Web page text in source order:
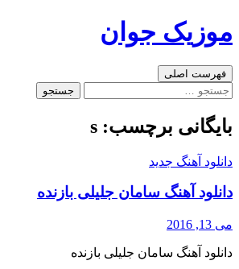
به
موزیک جوان
جست‌وجو
فهرست اصلی
جستجو
بایگانی برچسب: s
دانلود آهنگ جدید
دانلود آهنگ سامان جلیلی بازنده
می 13, 2016
دانلود آهنگ سامان جلیلی بازنده